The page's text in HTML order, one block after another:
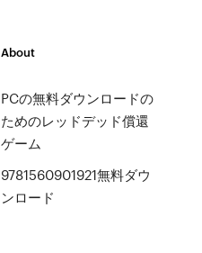
About
PCの無料ダウンロードの
ためのレッドデッド償還
ゲーム
9781560901921無料ダウ
ンロード